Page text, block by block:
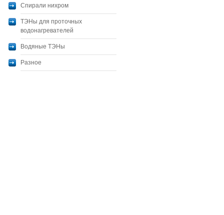
Спирали нихром
ТЭНы для проточных
водонагревателей
Водяные ТЭНы
Разное